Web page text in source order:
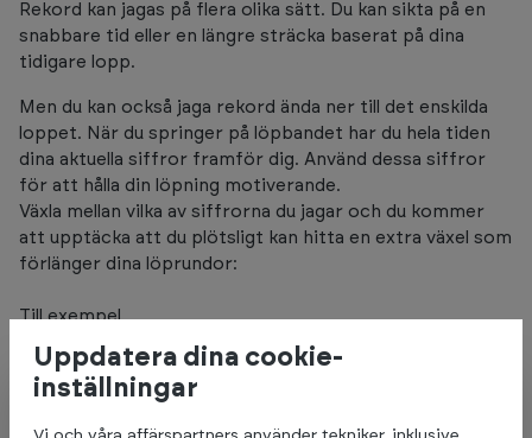
Rekord kan jagas på flera olika sätt. Du kan sikta på en
snabbare tid eller en längre sträcka baserat på dina
tidigare lopp.
Men du kan också jaga rekord ända ner till det enskilda
loppet. När du springer på löpbandet har du hela tiden
dina aktuella siffror framför dig. Använd dessa siffror
för att hålla din löpning motiverande.
Växla mellan vilka av siffrorna du jagar och du kommer
att upptäcka att du plötsligt kan hitta en extra växel som
förlänger dina löprundor:
Till exempel
Jag måste komma upp i 20 minuter...
Jag behöver komma upp i 4 kilometer...
Jag måste förbränna 300 kalorier...
Uppdatera dina cookie-
inställningar